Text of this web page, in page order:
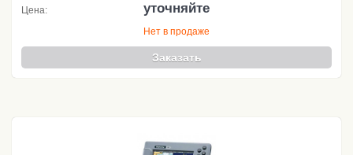
Цена: уточняйте
Нет в продаже
Заказать